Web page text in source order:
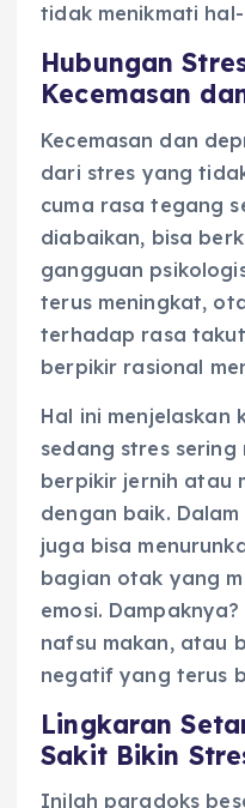
tidak menikmati
Hubungan
Kecemasan
Kecemasan dan
dari stres yang
cuma rasa tegang
diabaikan, bisa
gangguan
terus meningkat,
terhadap rasa
berpikir rasional
Hal ini menjelaskan
sedang stres
berpikir jernih atau
dengan baik.
juga bisa
bagian otak yang
emosi.
nafsu makan, atau
negatif yang terus
Lingkaran
Sakit Bikin
Inilah paradoks